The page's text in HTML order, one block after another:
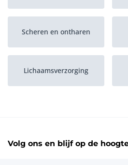
Scheren en ontharen
Lichaamsverzorging
Volg ons en blijf op de